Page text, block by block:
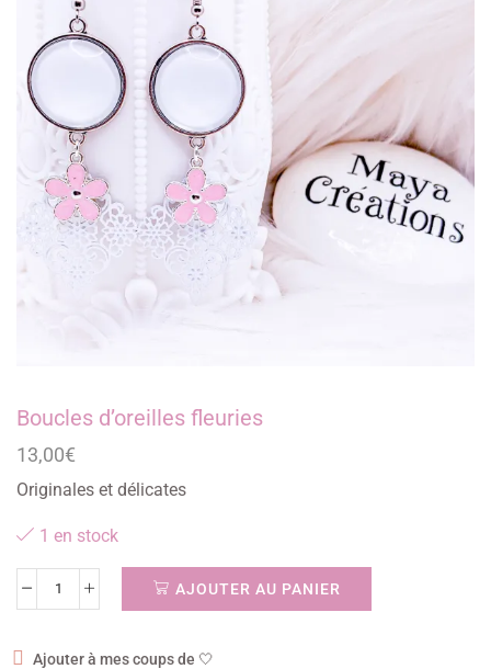
Boucles d’oreilles fleuries
13,00€
Originales et délicates
1 en stock
AJOUTER AU PANIER
Ajouter à mes coups de 🤍